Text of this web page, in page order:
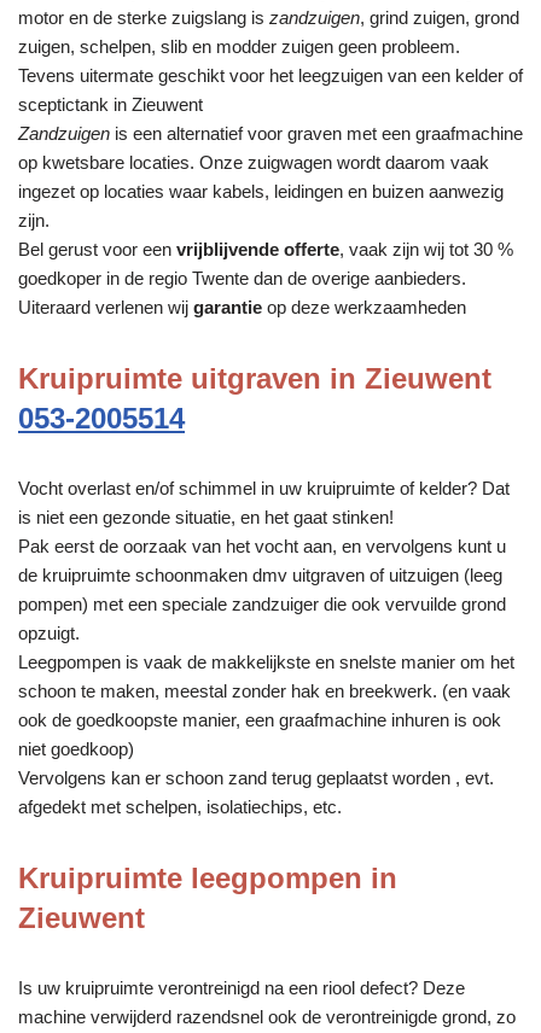
motor en de sterke zuigslang is zandzuigen, grind zuigen, grond
zuigen, schelpen, slib en modder zuigen geen probleem.
Tevens uitermate geschikt voor het leegzuigen van een kelder of
sceptictank in Zieuwent
Zandzuigen is een alternatief voor graven met een graafmachine
op kwetsbare locaties. Onze zuigwagen wordt daarom vaak
ingezet op locaties waar kabels, leidingen en buizen aanwezig
zijn.
Bel gerust voor een vrijblijvende offerte, vaak zijn wij tot 30 %
goedkoper in de regio Twente dan de overige aanbieders.
Uiteraard verlenen wij garantie op deze werkzaamheden
Kruipruimte uitgraven in Zieuwent
053-2005514
Vocht overlast en/of schimmel in uw kruipruimte of kelder? Dat
is niet een gezonde situatie, en het gaat stinken!
Pak eerst de oorzaak van het vocht aan, en vervolgens kunt u
de kruipruimte schoonmaken dmv uitgraven of uitzuigen (leeg
pompen) met een speciale zandzuiger die ook vervuilde grond
opzuigt.
Leegpompen is vaak de makkelijkste en snelste manier om het
schoon te maken, meestal zonder hak en breekwerk. (en vaak
ook de goedkoopste manier, een graafmachine inhuren is ook
niet goedkoop)
Vervolgens kan er schoon zand terug geplaatst worden , evt.
afgedekt met schelpen, isolatiechips, etc.
Kruipruimte leegpompen in
Zieuwent
Is uw kruipruimte verontreinigd na een riool defect? Deze
machine verwijderd razendsnel ook de verontreinigde grond, zo